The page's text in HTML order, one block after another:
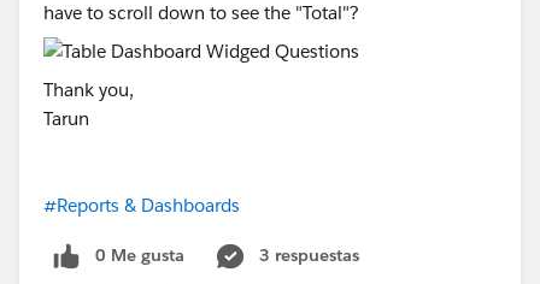
have to scroll down to see the "Total"?
Thank you,
Tarun
#Reports & Dashboards
0 Me gusta
3 respuestas